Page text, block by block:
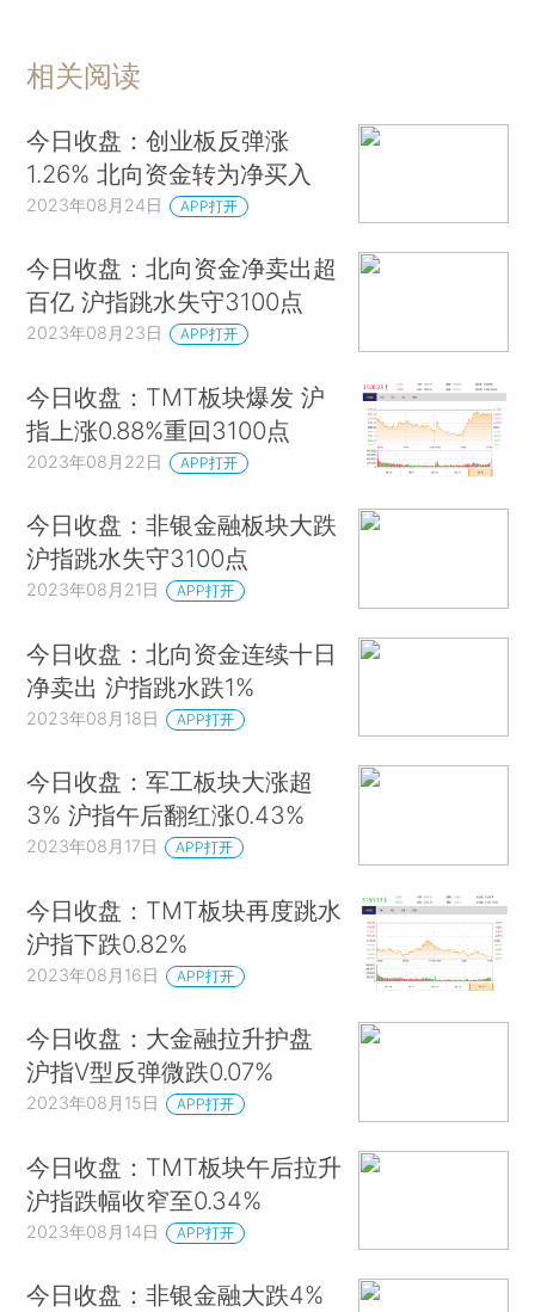
相关阅读
今日收盘：创业板反弹涨
1.26% 北向资金转为净买入
2023年08月24日 APP打开
今日收盘：北向资金净卖出超
百亿 沪指跳水失守3100点
2023年08月23日 APP打开
今日收盘：TMT板块爆发 沪
指上涨0.88%重回3100点
2023年08月22日 APP打开
今日收盘：非银金融板块大跌
沪指跳水失守3100点
2023年08月21日 APP打开
今日收盘：北向资金连续十日
净卖出 沪指跳水跌1%
2023年08月18日 APP打开
今日收盘：军工板块大涨超
3% 沪指午后翻红涨0.43%
2023年08月17日 APP打开
今日收盘：TMT板块再度跳水
沪指下跌0.82%
2023年08月16日 APP打开
今日收盘：大金融拉升护盘
沪指V型反弹微跌0.07%
2023年08月15日 APP打开
今日收盘：TMT板块午后拉升
沪指跌幅收窄至0.34%
2023年08月14日 APP打开
今日收盘：非银金融大跌4%